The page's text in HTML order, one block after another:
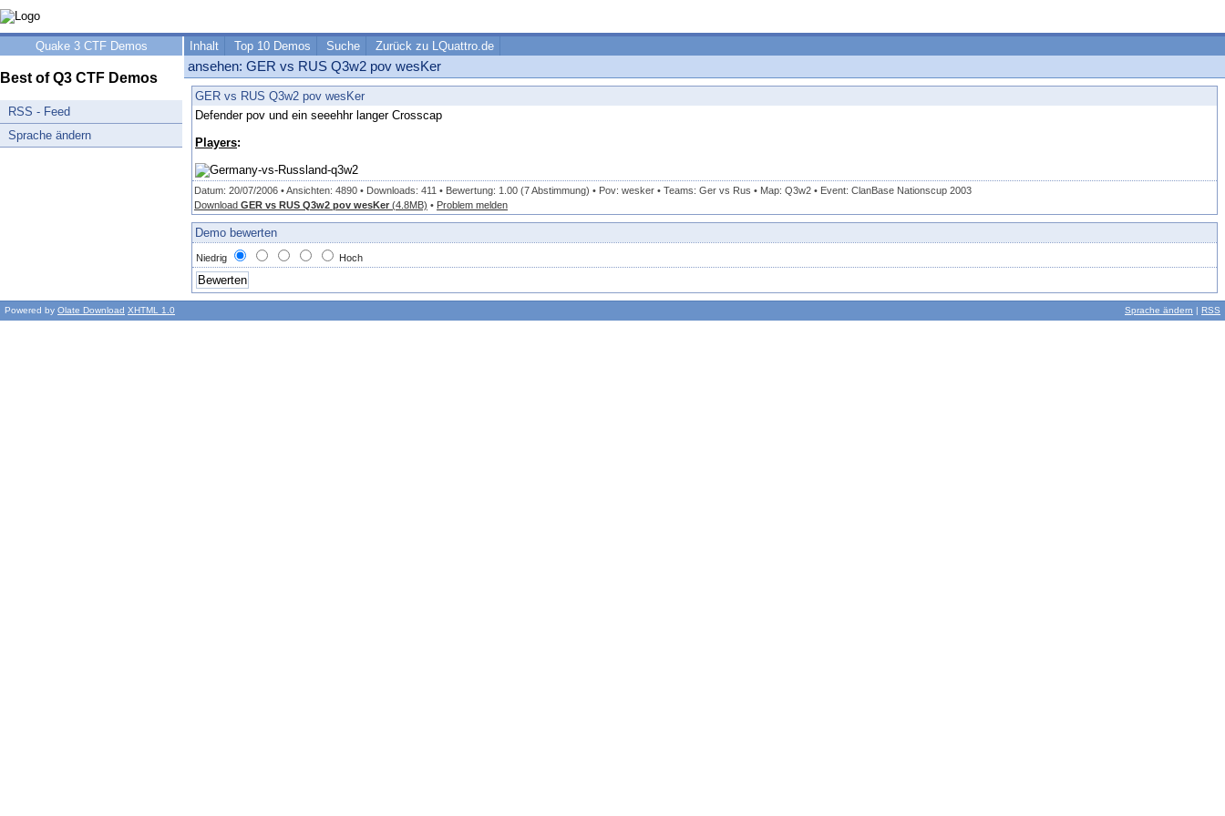
Quake 3 CTF Demos
Best of Q3 CTF Demos
RSS - Feed
Sprache ändern
Inhalt Top 10 Demos Suche Zurück zu LQuattro.de
ansehen: GER vs RUS Q3w2 pov wesKer
GER vs RUS Q3w2 pov wesKer
Defender pov und ein seeehhr langer Crosscap
Players:
Datum: 20/07/2006 • Ansichten: 4890 • Downloads: 411 • Bewertung: 1.00 (7 Abstimmung) • Pov: wesker • Teams: Ger vs Rus • Map: Q3w2 • Event: ClanBase Nationscup 2003
Download GER vs RUS Q3w2 pov wesKer (4.8MB) • Problem melden
Demo bewerten
Niedrig Hoch
Powered by Olate Download XHTML 1.0 Sprache ändern | RSS